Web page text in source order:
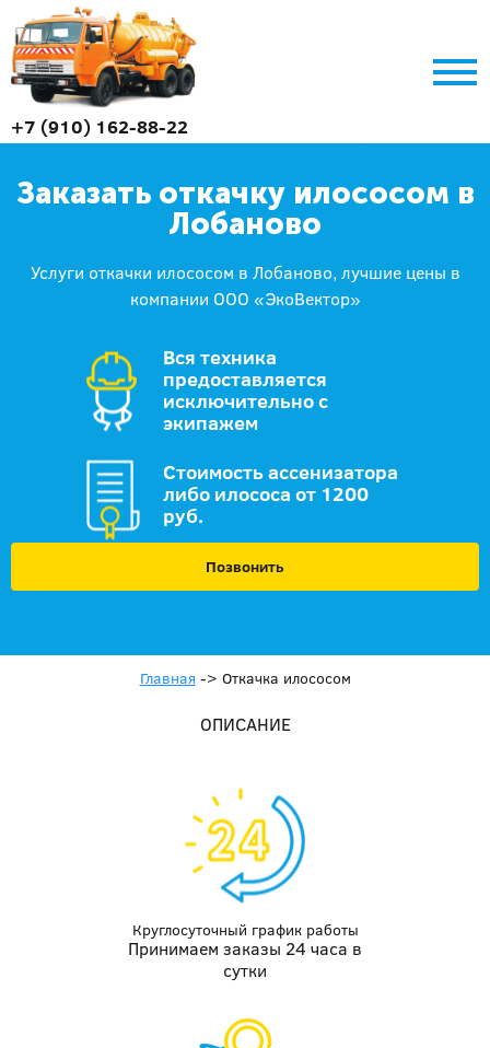
+7 (910) 162-88-22
Заказать откачку илососом в
Лобаново
Услуги откачки илососом в Лобаново, лучшие цены в
компании ООО «ЭкоВектор»
Вся техника
предоставляется
исключительно с
экипажем
Стоимость ассенизатора
либо илососа от 1200
руб.
Позвонить
Главная -> Откачка илососом
ОПИСАНИЕ
Круглосуточный график работы
Принимаем заказы 24 часа в
сутки